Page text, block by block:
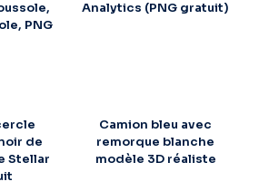
PNG
Analytics (PNG gratuit)
de
Stellar
Camion bleu avec
remorque blanche
modèle 3D réaliste